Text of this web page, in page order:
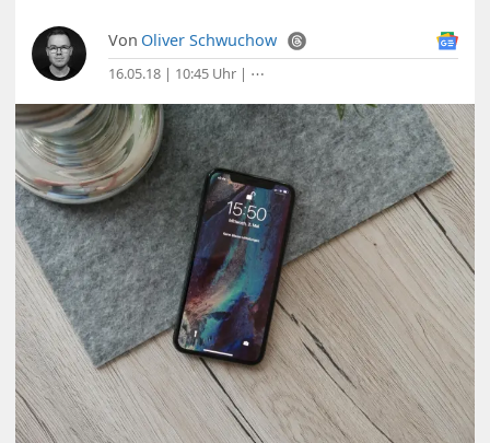
Von Oliver Schwuchow
16.05.18 | 10:45 Uhr | ⋯